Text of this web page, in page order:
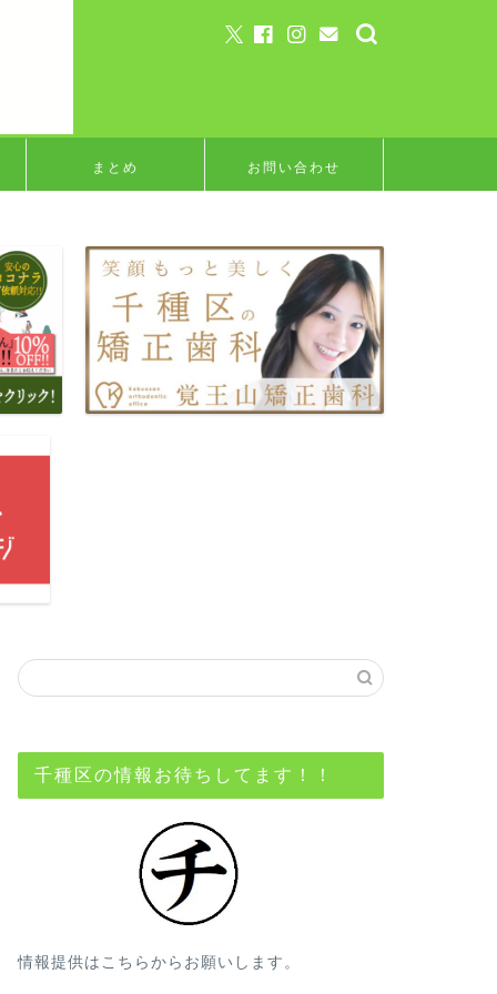
まとめ お問い合わせ
千種区の情報お待ちしてます！！
情報提供はこちらからお願いします。